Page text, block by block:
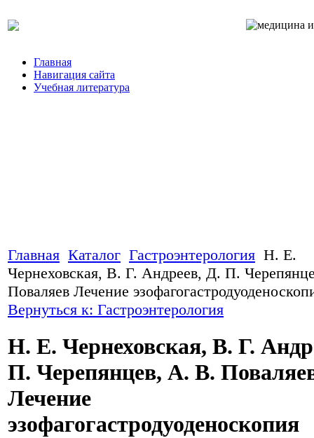
Главная
Навигация сайта
Учебная литература
Главная Каталог Гастроэнтерология Н. Е.
Чернеховская, В. Г. Андреев, Д. П.
Поваляев Лечение
Вернуться к: Гастроэнтерология
Н. Е. Чернеховская, В. Г.
П. Черепянцев, А. В.
Лечение
эзофагогастродуоденоскопия